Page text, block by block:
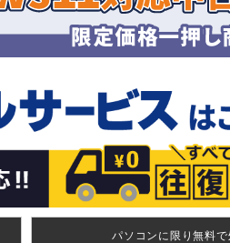
パソコンに限り無料